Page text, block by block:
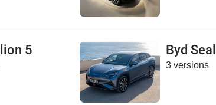
5 Byd
3 versions